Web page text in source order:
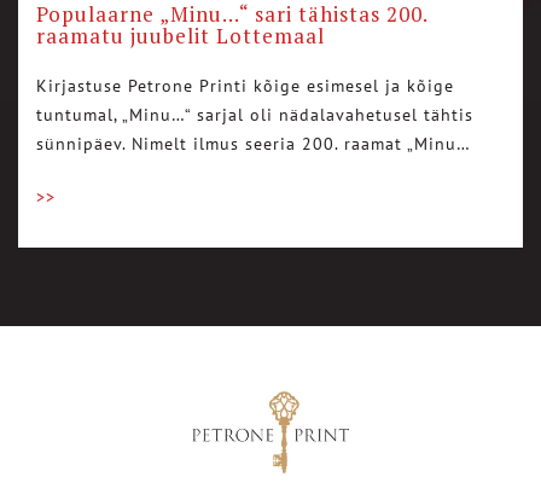
Populaarne „Minu…“ sari tähistas 200.
raamatu juubelit Lottemaal
Kirjastuse Petrone Printi kõige esimesel ja kõige
tuntumal, „Minu…“ sarjal oli nädalavahetusel tähtis
sünnipäev. Nimelt ilmus seeria 200. raamat „Minu…
>>